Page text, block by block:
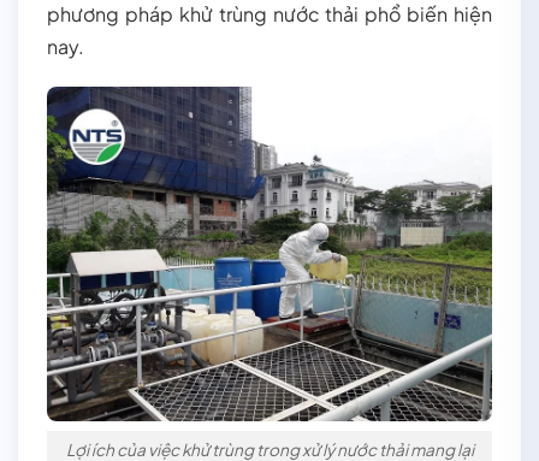
phương pháp khử trùng nước thải phổ biến hiện
nay.
Lợi ích của việc khử trùng trong xử lý nước thải mang lại